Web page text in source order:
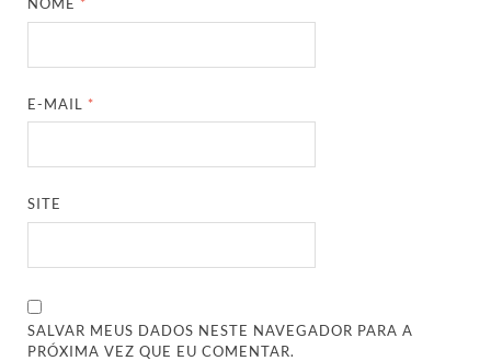
E-MAIL *
SITE
SALVAR MEUS DADOS NESTE NAVEGADOR PARA A
PRÓXIMA VEZ QUE EU COMENTAR.